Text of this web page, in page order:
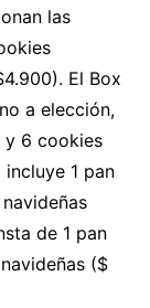
las
El Box
a elección,
y 6 cookies
1 pan
de 1 pan
($